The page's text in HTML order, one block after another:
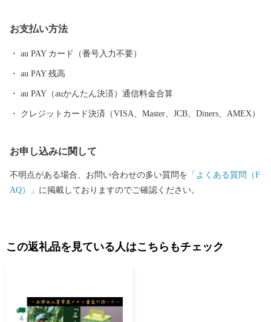
賛し、以来遠州の小京都と呼ばれるようになりました。 森町に
る品々などなど、多くの特産品に恵まれている町です。みなさま
には、そんな静岡県森町の選りすぐりのお礼の品を心を込めてお
お支払い方法
au PAY カード（番号入力不要）
au PAY 残高
au PAY（auかんたん決済）通信料金合算
クレジットカード決済（VISA、Master、JCB、Diners、AMEX）
お申し込みに関して
不明点がある場合、お問い合わせの多い質問を 「よくある質問（F
AQ）」 に掲載しておりますのでご確認ください。
この返礼品を見ている人はこちらもチェック